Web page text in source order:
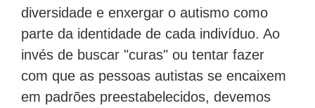
diversidade e enxergar o autismo como
parte da identidade de cada indivíduo. Ao
invés de buscar "curas" ou tentar fazer
com que as pessoas autistas se encaixem
em padrões preestabelecidos, devemos